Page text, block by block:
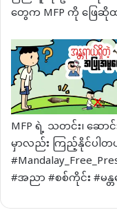
တွေက MFP ကို ဖြေဆို
MFP ရဲ့ သတင်း၊ ဆ
မှာလည်း ကြည့်နိုင်ပါ
#အညာ #စစ်ကိုင်း #မန္